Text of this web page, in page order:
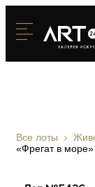
Все лоты
«Фрегат в море»